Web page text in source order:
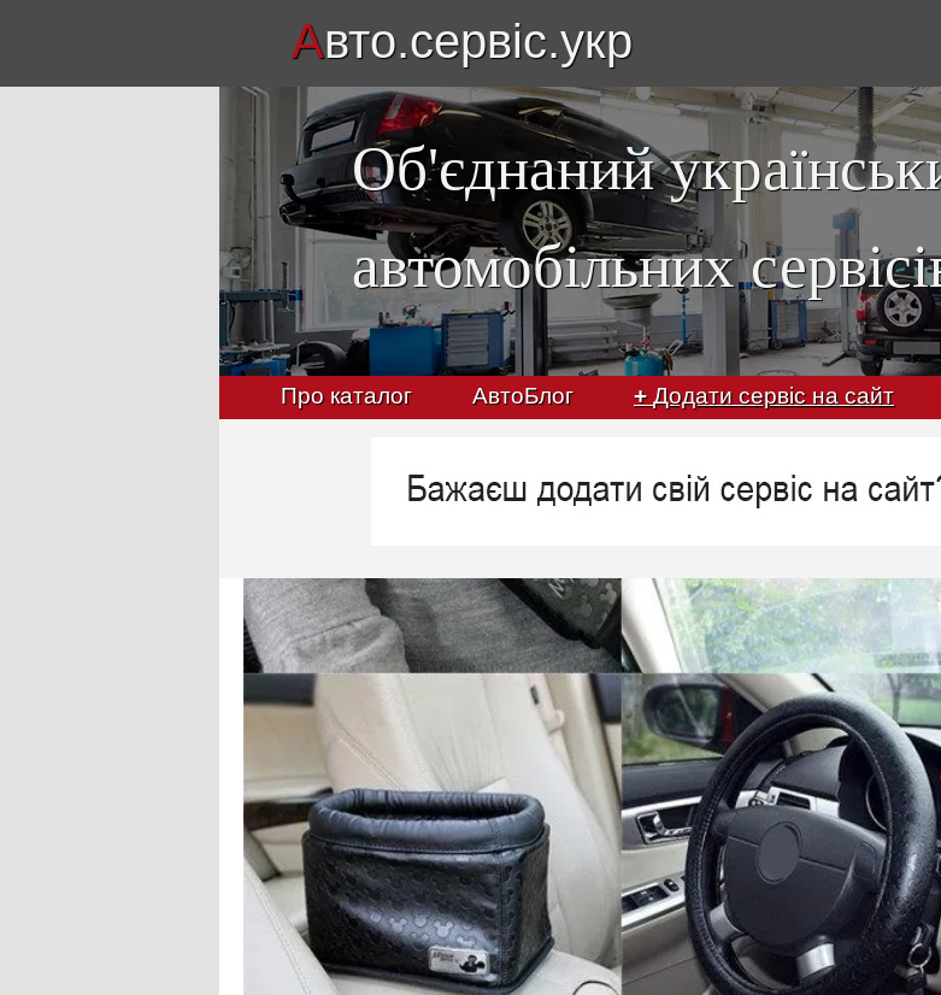
Авто.сервіс.укр
Об'єднаний
автомобільних
Про каталог АвтоБлог + Додати сервіс на сайт